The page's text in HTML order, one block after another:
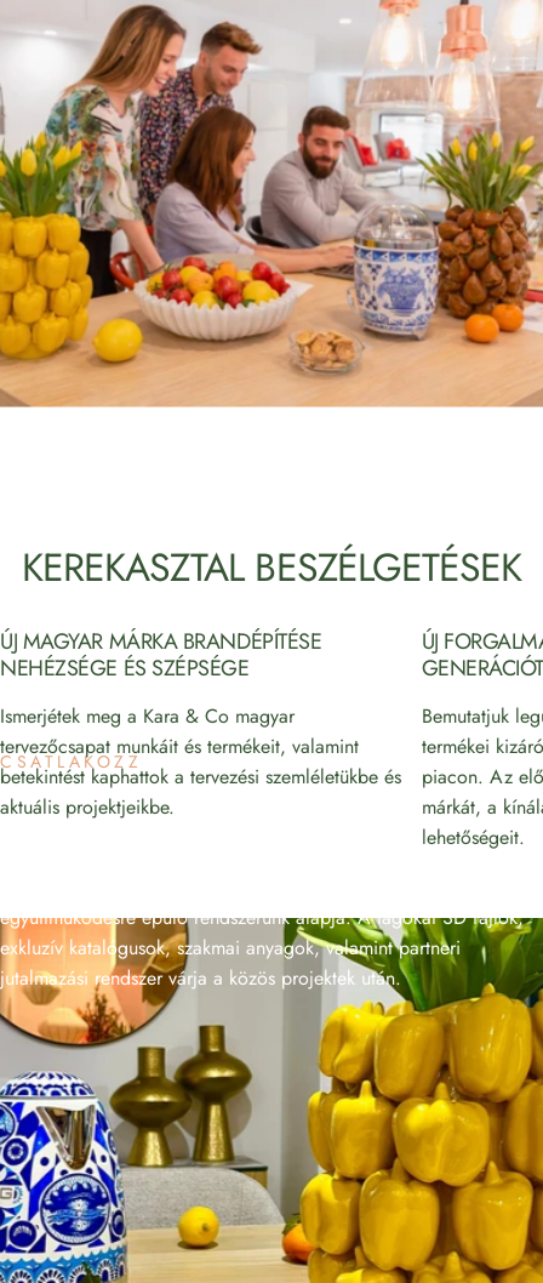
CSATLAKOZZ
DESIGNER
együttműködésre épülő rendszerünk alapja. A tagokat 3D fájlok,
exkluzív katalógusok, szakmai anyagok, valamint partneri
jutalmazási rendszer várja a közös projektek után.
KEREKASZTAL BESZÉLGETÉSEK
ÚJ MAGYAR MÁRKA BRANDÉPÍTÉSE
NEHÉZSÉGE ÉS SZÉPSÉGE
Ismerjétek meg a Kara & Co magyar
tervezőcsapat munkáit és termékeit, valamint
betekintést kaphattok a tervezési szemléletükbe és
aktuális projektjeikbe.
ÚJ
Bemutatjuk
termékei
piacon. Az
márkát, a
lehetőségeit.